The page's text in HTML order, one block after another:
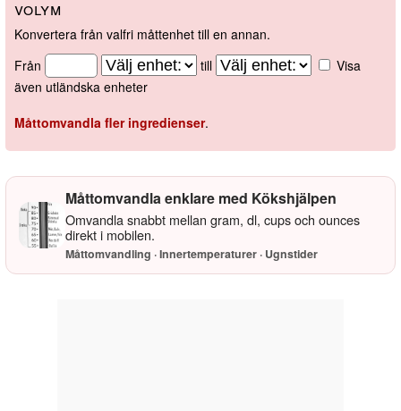
volym
Konvertera från valfri måttenhet till en annan.
Från
till
Visa
även utländska enheter
Måttomvandla fler ingredienser.
Måttomvandla enklare med Kökshjälpen
Omvandla snabbt mellan gram, dl, cups och ounces
direkt i mobilen.
Måttomvandling · Innertemperaturer · Ugnstider